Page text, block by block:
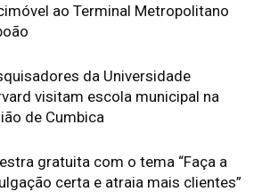
ao Terminal Metropolitano
da Universidade
visitam escola municipal na
de Cumbica
gratuita com o tema “Faça a
certa e atraia mais clientes”